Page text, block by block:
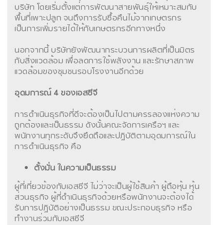
บริษัท โดยเริ่มตั้งแต่การพัฒนาสายพันธุ์ให้เหมาะสมกับ
พื้นที่เพาะปลูก จนถึงการรับซื้อคืนไม้จากเกษตรกร
เป็นการเพิ่มรายได้ให้กับเกษตรกรอีกทางหนึ่ง
นอกจากนี้ บริษัทยังพัฒนากระบวนการผลิตที่เป็นมิตร
กับสิ่งแวดล้อม เพื่อลดการใช้พลังงาน และรักษาสภาพ
แวดล้อมของชุมชนรอบโรงงานอีกด้วย
อุดมการณ์ 4 ของเอสซีจี
การดำเนินธุรกิจที่ดีจะต้องเป็นไปตามครรลองแห่งความ
ถูกต้องและเป็นธรรม ดังนั้นคณะจัดการเครือฯ และ
พนักงานทุกระดับจึงยึดถือและปฏิบัติตามอุดมการณ์ใน
การดำเนินธุรกิจ คือ
ตั้งมั่น ในความเป็นธรรม
ผู้ที่เกี่ยวข้องกับเอสซีจี ไม่ว่าจะเป็นผู้ใช้สินค้า ผู้ถือหุ้น หุ้น
ส่วนธุรกิจ ผู้ที่ดำเนินธุรกิจด้วยหรือพนักงานจะต้องได้
รับการปฏิบัติอย่างเป็นธรรม ขณะประกอบธุรกิจ หรือ
ทำงานร่วมกับเอสซีจี